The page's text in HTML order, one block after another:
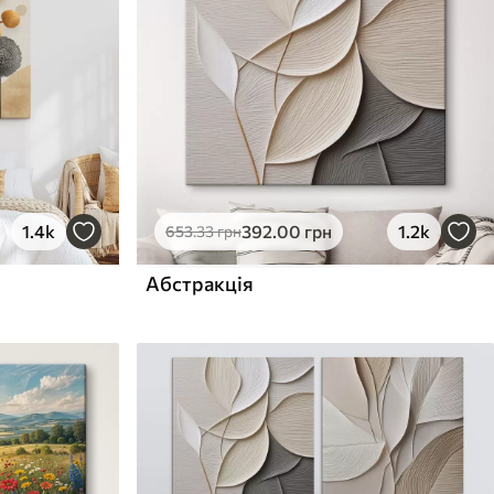
1.4k 653.33грн392.00 грн 1.2k
Абстракція